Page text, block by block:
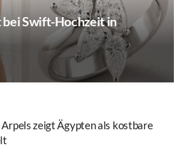
bei Swift-Hochzeit in
Arpels zeigt Ägypten als kostbare